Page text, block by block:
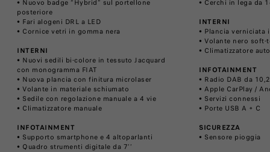
• Nuovo badge “Hybrid” sul portellone
posteriore
• Fari alogeni DRL a LED
• Cornice vetri in gomma nera
INTERNI
• Nuovi sedili bi-colore in tessuto Jacquard
con monogramma FIAT
• Nuova plancia con finitura microlaser
• Volante in materiale schiumato
• Sedile con regolazione manuale a 4 vie
• Climatizzatore manuale
INFOTAINMENT
• Supporto smartphone e 4 altoparlanti
• Quadro strumenti digitale da 7’’
• Cerchi in lega da
INTERNI
• Plancia verniciata
• Volante nero soft-
• Climatizzatore
INFOTAINMENT
• Radio DAB da
• Apple CarPlay /
• Servizi connessi
• Porte USB A + C
SICUREZZA
• Sensore pioggia